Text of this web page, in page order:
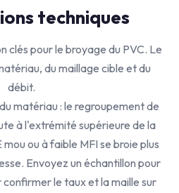
techniques
clés pour le broyage du PVC. Le
du maillage cible et du
débit.
matériau : le regroupement de
à l'extrémité supérieure de la
ou à faible MFI se broie plus
Envoyez un échantillon pour
le taux et la maille sur